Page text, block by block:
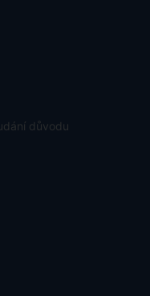
důvodu